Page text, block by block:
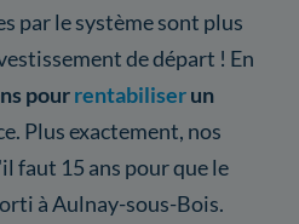
par le système sont plus
de départ ! En
pourrentabiliserun
Plus exactement, nos
faut 15 ans pour que le
à Aulnay-sous-Bois.